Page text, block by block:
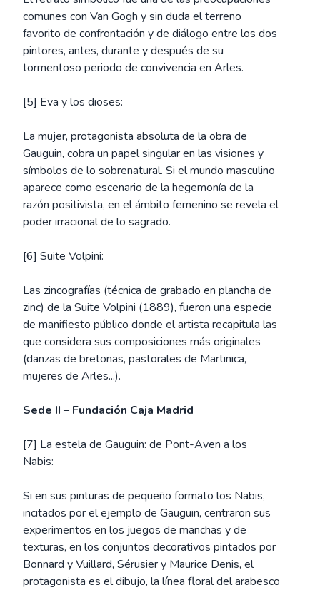
comunes con Van Gogh y sin duda el terreno
favorito de confrontación y de diálogo entre los dos
pintores, antes, durante y después de su
tormentoso periodo de convivencia en Arles.
[5] Eva y los dioses:
La mujer, protagonista absoluta de la obra de
Gauguin, cobra un papel singular en las visiones y
símbolos de lo sobrenatural. Si el mundo masculino
aparece como escenario de la hegemonía de la
razón positivista, en el ámbito femenino se revela el
poder irracional de lo sagrado.
[6] Suite Volpini:
Las zincografías (técnica de grabado en plancha de
zinc) de la Suite Volpini (1889), fueron una especie
de manifiesto público donde el artista recapitula las
que considera sus composiciones más originales
(danzas de bretonas, pastorales de Martinica,
mujeres de Arles...).
Sede II – Fundación Caja Madrid
[7] La estela de Gauguin: de Pont-Aven a los
Nabis:
Si en sus pinturas de pequeño formato los Nabis,
incitados por el ejemplo de Gauguin, centraron sus
experimentos en los juegos de manchas y de
texturas, en los conjuntos decorativos pintados por
Bonnard y Vuillard, Sérusier y Maurice Denis, el
protagonista es el dibujo, la línea floral del arabesco